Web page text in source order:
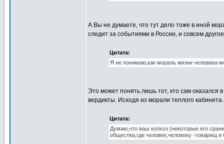
А Вы не думаете, что тут дело тоже в иной
следит за событиями в России, и совсем
Цитата:
Я не понимаю,как мораль жизни человека
Это может понять лишь тот, кто сам оказался
вердикты. Исходя из морали теплого кабинета.
Цитата:
Думаю,что ваш колхоз (некоторые его
общества,где человек,человеку -товарищ и